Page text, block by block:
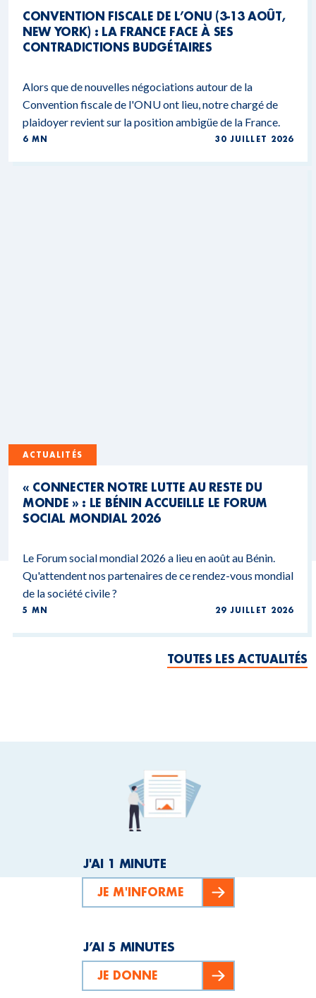
CONVENTION FISCALE DE L’ONU (3-13 AOÛT,
NEW YORK) : LA FRANCE FACE À SES
CONTRADICTIONS BUDGÉTAIRES
Alors que de nouvelles négociations autour de la
Convention fiscale de l'ONU ont lieu, notre chargé de
plaidoyer revient sur la position ambigüe de la France.
6 MN 30 JUILLET 2026
ACTUALITÉS
« CONNECTER NOTRE LUTTE AU RESTE DU
MONDE » : LE BÉNIN ACCUEILLE LE FORUM
SOCIAL MONDIAL 2026
Le Forum social mondial 2026 a lieu en août au Bénin.
Qu'attendent nos partenaires de ce rendez-vous mondial
de la société civile ?
5 MN 29 JUILLET 2026
TOUTES LES ACTUALITÉS
J'AI 1 MINUTE
JE M'INFORME
J’AI 5 MINUTES
JE DONNE